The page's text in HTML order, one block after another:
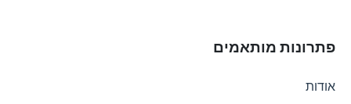
פתרונות מותאמים
אודות